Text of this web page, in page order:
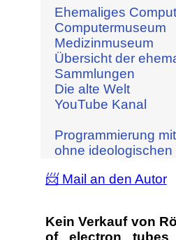
Ehemaliges
Computermuseum
Medizinmuseum
Übersicht der
Sammlungen
Die alte Welt
YouTube Kanal
Programmierung
ohne ideologischen
📨 Mail an den Autor
Kein Verkauf von
of electron